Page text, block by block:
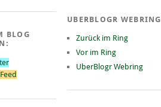
BLOG
UBERBLOGR WEBRING
Zurück im Ring
Vor im Ring
UberBlogr Webring